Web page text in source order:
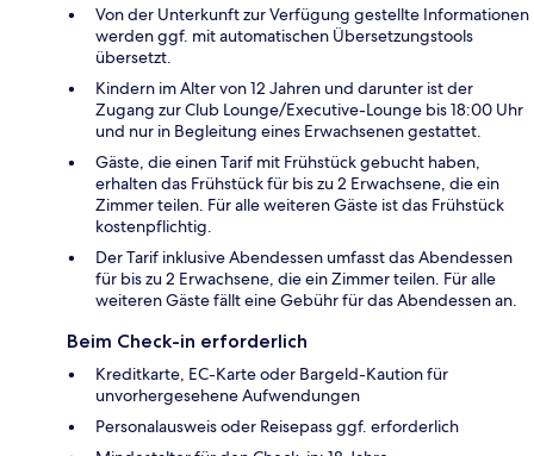
Von der Unterkunft zur Verfügung gestellte Informationen
werden ggf. mit automatischen Übersetzungstools
übersetzt.
Kindern im Alter von 12 Jahren und darunter ist der
Zugang zur Club Lounge/Executive-Lounge bis 18:00 Uhr
und nur in Begleitung eines Erwachsenen gestattet.
Gäste, die einen Tarif mit Frühstück gebucht haben,
erhalten das Frühstück für bis zu 2 Erwachsene, die ein
Zimmer teilen. Für alle weiteren Gäste ist das Frühstück
kostenpflichtig.
Der Tarif inklusive Abendessen umfasst das Abendessen
für bis zu 2 Erwachsene, die ein Zimmer teilen. Für alle
weiteren Gäste fällt eine Gebühr für das Abendessen an.
Beim Check-in erforderlich
Kreditkarte, EC-Karte oder Bargeld-Kaution für
unvorhergesehene Aufwendungen
Personalausweis oder Reisepass ggf. erforderlich